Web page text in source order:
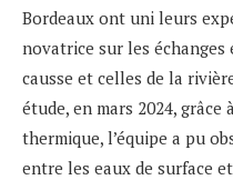
Bordeaux ont uni leurs
novatrice sur les
causse et celles de la
étude, en mars 2024, grâce
thermique, l’équipe a pu
entre les eaux de surface